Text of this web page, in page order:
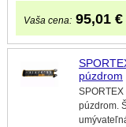
Vaša cena: 95,01 €
púzdrom
púzdrom.